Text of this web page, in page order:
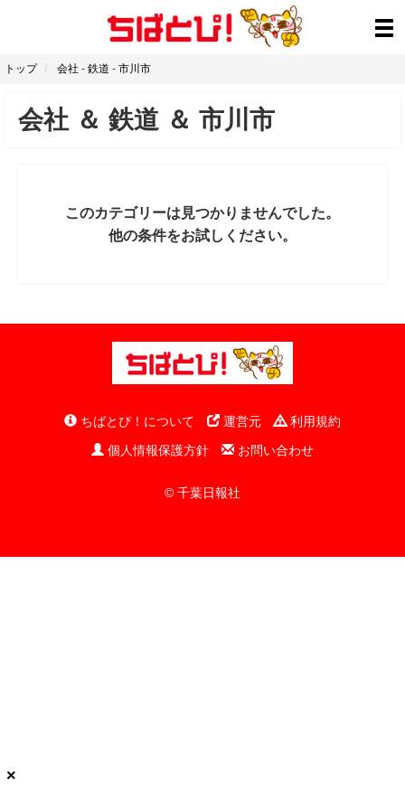
トップ 会社 - 鉄道 - 市川市
会社 ＆ 鉄道 ＆ 市川市
このカテゴリーは見つかりませんでした。
他の条件をお試しください。
ちばとぴ！について 運営元
利用規約
個人情報保護方針
お問い合わせ
© 千葉日報社
×